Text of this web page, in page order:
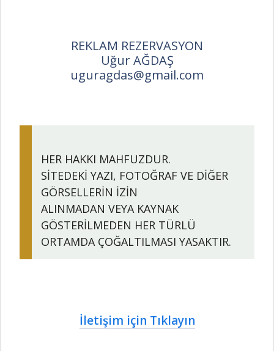
REKLAM REZERVASYON
Uğur AĞDAŞ
uguragdas@gmail.com
HER HAKKI MAHFUZDUR.
SİTEDEKİ YAZI, FOTOĞRAF VE DİĞER
GÖRSELLERİN İZİN
ALINMADAN VEYA KAYNAK
GÖSTERİLMEDEN HER TÜRLÜ
ORTAMDA ÇOĞALTILMASI YASAKTIR.
İletişim için Tıklayın